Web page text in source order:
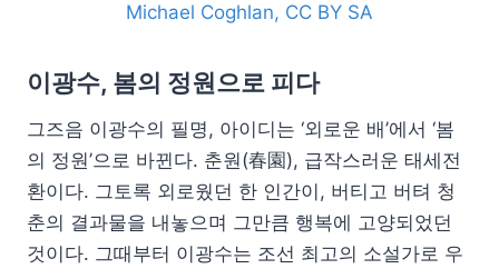
Michael Coghlan, CC BY SA
이광수, 봄의 정원으로 피다
그즈음 이광수의 필명, 아이디는 ‘외로운 배’에서 ‘봄
의 정원’으로 바뀐다. 춘원(春園), 급작스러운 태세전
환이다. 그토록 외로웠던 한 인간이, 버티고 버텨 청
춘의 결과물을 내놓으며 그만큼 행복에 고양되었던
것이다. 그때부터 이광수는 조선 최고의 소설가로 우